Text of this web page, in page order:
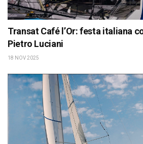
Transat Café l’Or: festa italiana
Pietro Luciani
18 NOV 2025